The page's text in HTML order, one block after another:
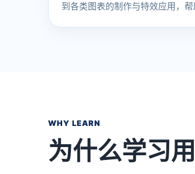
到各类图表的制作与特效应用，
WHY LEARN
为什么学习